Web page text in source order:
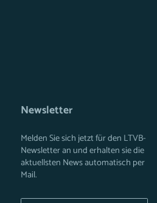
Newsletter
Melden Sie sich jetzt für den LTVB-
Newsletter an und erhalten sie die
aktuellsten News automatisch per
Mail.